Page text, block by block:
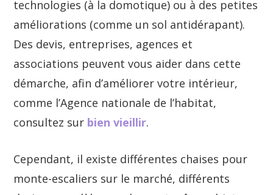
technologies (à la domotique) ou à des petites
améliorations (comme un sol antidérapant).
Des devis, entreprises, agences et
associations peuvent vous aider dans cette
démarche, afin d’améliorer votre intérieur,
comme l’Agence nationale de l’habitat,
consultez sur bien vieillir.
Cependant, il existe différentes chaises pour
monte-escaliers sur le marché, différents